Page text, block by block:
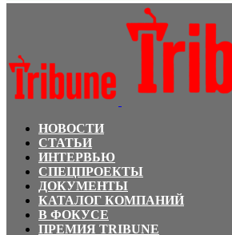
НОВОСТИ
СТАТЬИ
ИНТЕРВЬЮ
СПЕЦПРОЕКТЫ
ДОКУМЕНТЫ
КАТАЛОГ КОМПАНИЙ
В ФОКУСЕ
ПРЕМИЯ TRIBUNE